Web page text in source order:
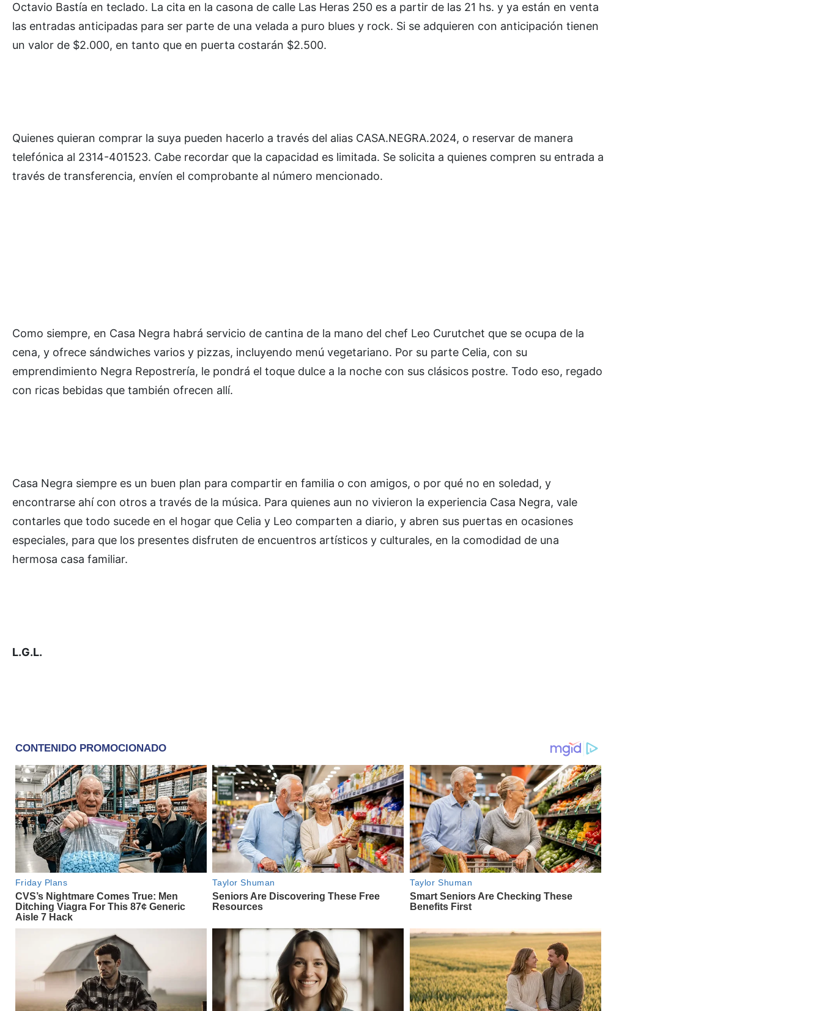
Octavio Bastía en teclado. La cita en la casona de calle Las Heras 250 es a partir de las 21 hs. y ya están en venta
las entradas anticipadas para ser parte de una velada a puro blues y rock. Si se adquieren con anticipación tienen
un valor de $2.000, en tanto que en puerta costarán $2.500.
Quienes quieran comprar la suya pueden hacerlo a través del alias CASA.NEGRA.2024, o reservar de manera
telefónica al 2314-401523. Cabe recordar que la capacidad es limitada. Se solicita a quienes compren su entrada a
través de transferencia, envíen el comprobante al número mencionado.
Como siempre, en Casa Negra habrá servicio de cantina de la mano del chef Leo Curutchet que se ocupa de la
cena, y ofrece sándwiches varios y pizzas, incluyendo menú vegetariano. Por su parte Celia, con su
emprendimiento Negra Repostrería, le pondrá el toque dulce a la noche con sus clásicos postre. Todo eso, regado
con ricas bebidas que también ofrecen allí.
Casa Negra siempre es un buen plan para compartir en familia o con amigos, o por qué no en soledad, y
encontrarse ahí con otros a través de la música. Para quienes aun no vivieron la experiencia Casa Negra, vale
contarles que todo sucede en el hogar que Celia y Leo comparten a diario, y abren sus puertas en ocasiones
especiales, para que los presentes disfruten de encuentros artísticos y culturales, en la comodidad de una
hermosa casa familiar.
L.G.L.